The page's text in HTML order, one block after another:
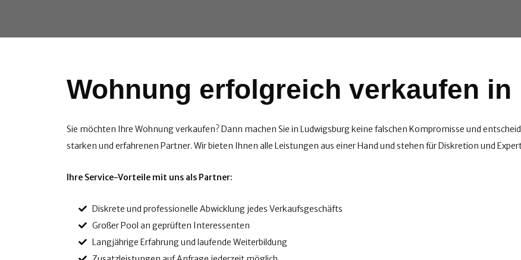
Wohnung erfolgreich verkaufen
Sie möchten Ihre Wohnung verkaufen? Dann machen Sie in Ludwigsburg keine falschen Kompromisse und
starken und erfahrenen Partner. Wir bieten Ihnen alle Leistungen aus einer Hand und stehen für Diskretion und
Ihre Service-Vorteile mit uns als Partner:
Diskrete und professionelle Abwicklung jedes Verkaufsgeschäfts
Großer Pool an geprüften Interessenten
Langjährige Erfahrung und laufende Weiterbildung